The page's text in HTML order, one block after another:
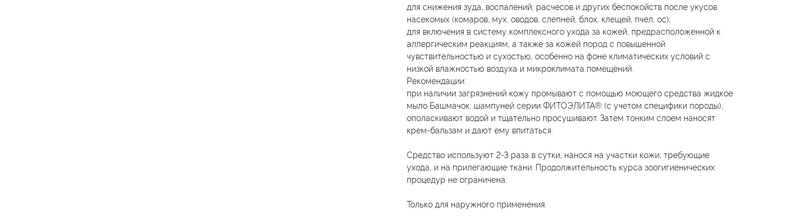
для снижения зуда, воспалений, расчесов и других беспокойств после укусов
насекомых (комаров, мух, оводов, слепней, блох, клещей, пчел, ос);
для включения в систему комплексного ухода за кожей, предрасположенной к
аллергическим реакциям, а также за кожей пород с повышенной
чувствительностью и сухостью, особенно на фоне климатических условий с
низкой влажностью воздуха и микроклимата помещений.
Рекомендации:
при наличии загрязнений кожу промывают с помощью моющего средства жидкое
мыло Башмачок, шампуней серии ФИТОЭЛИТА® (с учетом специфики породы),
ополаскивают водой и тщательно просушивают. Затем тонким слоем наносят
крем-бальзам и дают ему впитаться.
Средство используют 2-3 раза в сутки, нанося на участки кожи, требующие
ухода, и на прилегающие ткани. Продолжительность курса зоогигиенических
процедур не ограничена.
Только для наружного применения.